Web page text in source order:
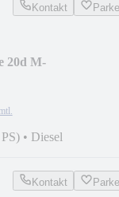
Kontakt
20d M-
mtl.
• Diesel
Kontakt